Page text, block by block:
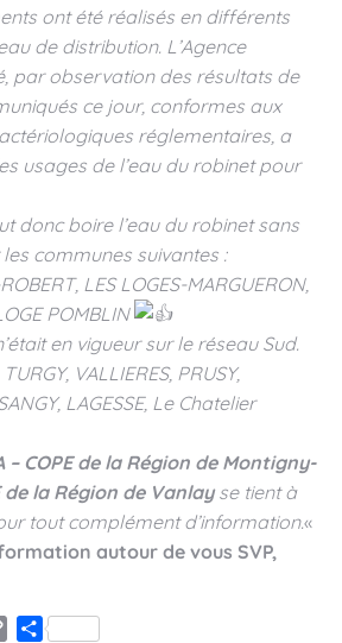
ont été réalisés en différents
de distribution. L’Agence
par observation des résultats de
ce jour, conformes aux
réglementaires, a
usages de l’eau du robinet pour
donc boire l’eau du robinet sans
communes suivantes :
LES LOGES-MARGUERON,
POMBLIN
en vigueur sur le réseau Sud.
VALLIERES, PRUSY,
LAGESSE, Le Chatelier
– COPE de la Région de Montigny-
de la Région de Vanlayse tient à
tout complément d’information.«
autour de vous SVP,
CopyPartager